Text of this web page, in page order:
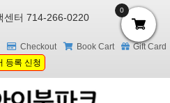
센터 714-266-0220
Checkout Book Cart
Gift Card
등록 신청
0